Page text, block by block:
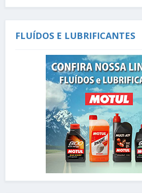
FLUÍDOS E LUBRIFICANTES